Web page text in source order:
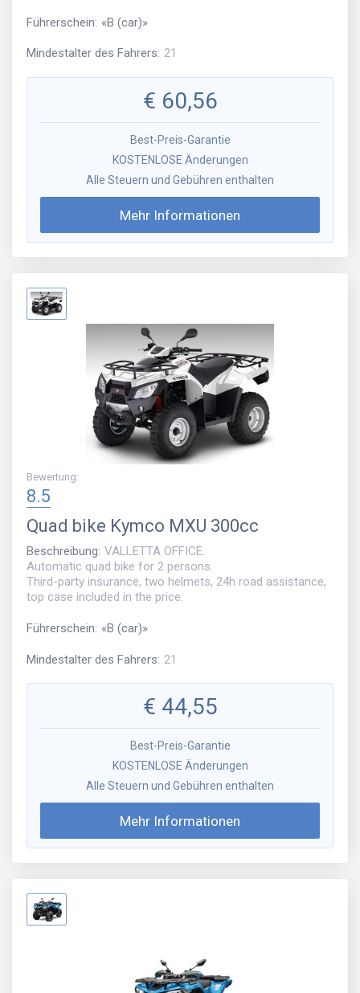
Führerschein: «B (car)»
Mindestalter des Fahrers: 21
€ 60,56
Best-Preis-Garantie
KOSTENLOSE Änderungen
Alle Steuern und Gebühren enthalten
Mehr Informationen
Bewertung:
8.5
Quad bike Kymco MXU 300cc
Beschreibung: VALLETTA OFFICE.
Automatic quad bike for 2 persons.
Third-party insurance, two helmets, 24h road assistance,
top case included in the price.
Führerschein: «B (car)»
Mindestalter des Fahrers: 21
€ 44,55
Best-Preis-Garantie
KOSTENLOSE Änderungen
Alle Steuern und Gebühren enthalten
Mehr Informationen